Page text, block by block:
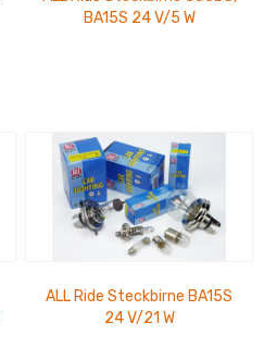
BA15S 24 V/5 W
ALL Ride Steckbirne BA15S
24 V/21 W